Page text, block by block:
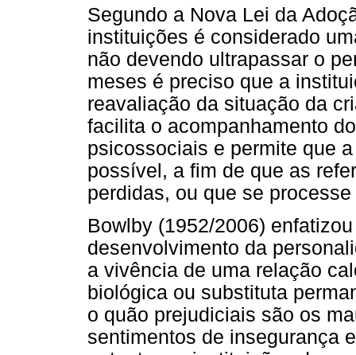
Segundo a Nova Lei da
instituições é considerado
não devendo ultrapassar o
meses é preciso que a
reavaliação da situação da
facilita o acompanhamento
psicossociais e permite que
possível, a fim de que as
perdidas, ou que se
Bowlby (1952/2006)
desenvolvimento da
a vivência de uma relação
biológica ou substituta
o quão prejudiciais são os
sentimentos de insegurança